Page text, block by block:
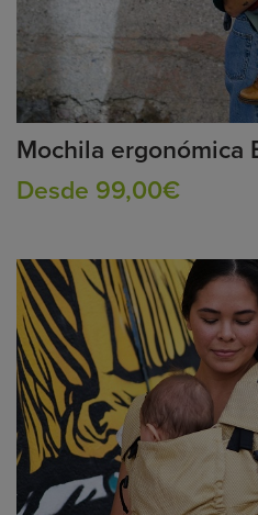
Mochila ergonómica
Desde 99,00€